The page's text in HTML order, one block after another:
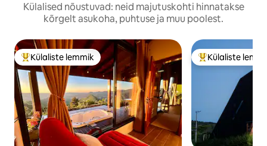
Külalised nõustuvad: neid majutuskohti hinnatakse
kõrgelt asukoha, puhtuse ja muu poolest.
Külaliste suur lemmik
Külaliste lemmik Külaliste suur
Külaliste